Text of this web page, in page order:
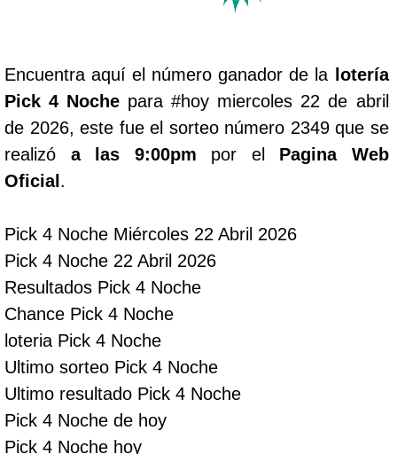
Lotería del Cauca
Lotería de Boyaca
Extra de Colombia
Antioqueñita Día
Antioqueñita Tarde
Astro Sol
Astro Luna
Encuentra aquí el número ganador de la
lotería
Pick 4 Noche para #hoy miercoles 22 de abril
de 2026, este fue el sorteo número 2349 que se
realizó a las 9:00pm por el Pagina Web
Oficial .
Pick 4 Noche Miércoles 22 Abril 2026
Pick 4 Noche 22 Abril 2026
Resultados Pick 4 Noche
Chance Pick 4 Noche
loteria Pick 4 Noche
Ultimo sorteo Pick 4 Noche
Ultimo resultado Pick 4 Noche
Pick 4 Noche de hoy
Pick 4 Noche hoy